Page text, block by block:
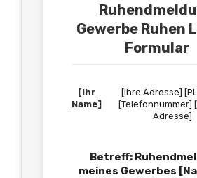
Gewerbe Ruhen
Formular
[Ihr
Name]
[Ihre Adresse]
[Telefonnummer]
Adresse]
Betreff:
meines Gewerbes